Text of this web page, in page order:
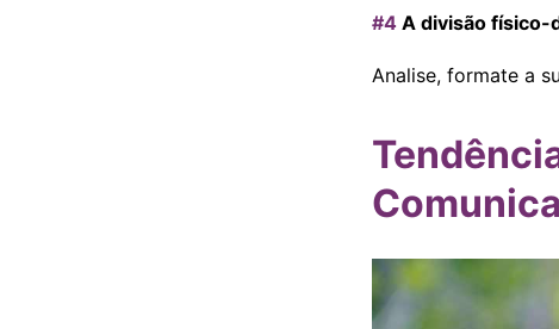
#4 A divisão físico-
Analise, formate a